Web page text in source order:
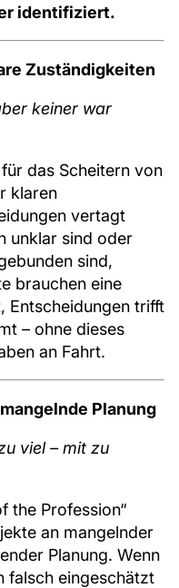
identifiziert.
Zuständigkeiten
keiner war
das Scheitern von
klaren
vertagt
unklar sind oder
sind,
brauchen eine
Entscheidungen trifft
– ohne dieses
an Fahrt.
Planung
viel – mit zu
the Profession“
an mangelnder
Planung. Wenn
falsch eingeschätzt